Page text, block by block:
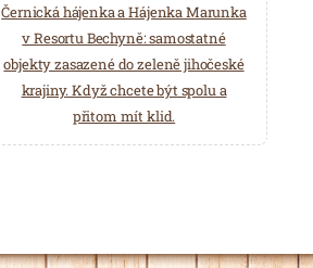
Černická hájenka a Hájenka Marunka
v Resortu Bechyně: samostatné
objekty zasazené do zeleně jihočeské
krajiny. Když chcete být spolu a
přitom mít klid.